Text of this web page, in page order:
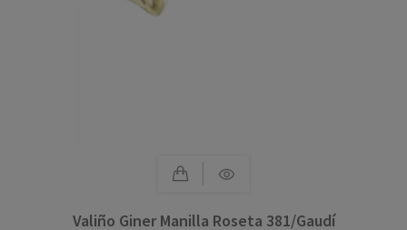
Valiño Giner Manilla Roseta 381/Gaudí